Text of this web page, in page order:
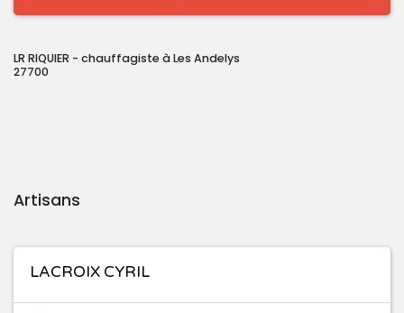
LR RIQUIER - chauffagiste à Les Andelys
27700
Artisans
LACROIX CYRIL